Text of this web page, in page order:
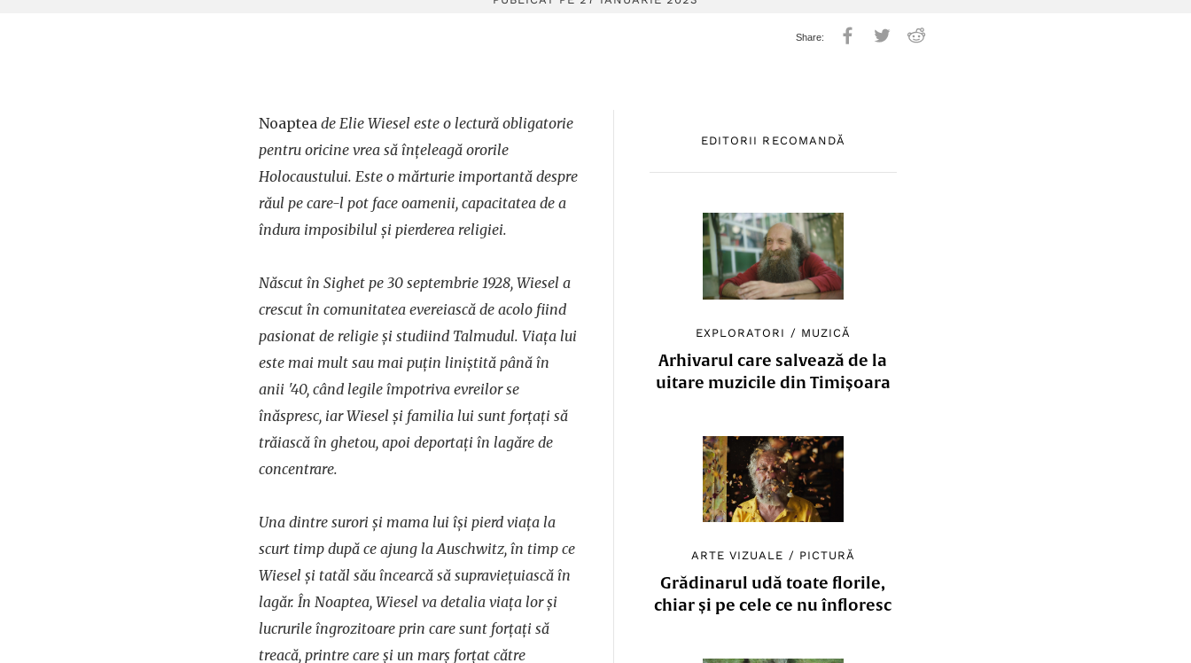
EDITORII RECOMANDĂ
EXPLORATORI / MUZICĂ
Arhivarul care salvează de la
uitare muzicile din Timișoara
ARTE VIZUALE / PICTURĂ
Grădinarul udă toate florile,
chiar și pe cele ce nu înfloresc
Noaptea de Elie Wiesel este o lectură obligatorie
pentru oricine vrea să înțeleagă ororile
Holocaustului. Este o mărturie importantă despre
răul pe care-l pot face oamenii, capacitatea de a
îndura imposibilul și pierderea religiei.
Născut în Sighet pe 30 septembrie 1928, Wiesel a
crescut în comunitatea evereiască de acolo fiind
pasionat de religie și studiind Talmudul. Viața lui
este mai mult sau mai puțin liniștită până în
anii '40, când legile împotriva evreilor se
înăspresc, iar Wiesel și familia lui sunt forțați să
trăiască în ghetou, apoi deportați în lagăre de
concentrare.
Una dintre surori și mama lui își pierd viața la
scurt timp după ce ajung la Auschwitz, în timp ce
Wiesel și tatăl său încearcă să supraviețuiască în
lagăr. În Noaptea, Wiesel va detalia viața lor și
lucrurile îngrozitoare prin care sunt forțați să
treacă, printre care și un marș forțat către